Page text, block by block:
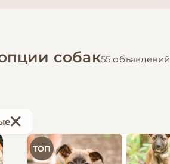
собак55 объявлений
ТОП